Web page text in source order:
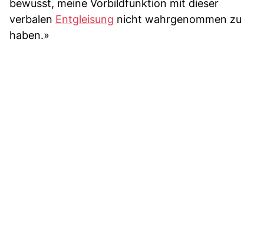
bewusst, meine Vorbildfunktion mit dieser
verbalen Entgleisung nicht wahrgenommen zu
haben.»